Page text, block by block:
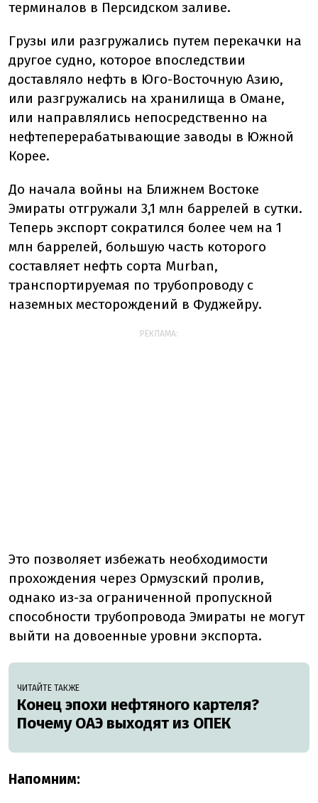
терминалов в Персидском заливе.
Грузы или разгружались путем перекачки на
другое судно, которое впоследствии
доставляло нефть в Юго-Восточную Азию,
или разгружались на хранилища в Омане,
или направлялись непосредственно на
нефтеперерабатывающие заводы в Южной
Корее.
До начала войны на Ближнем Востоке
Эмираты отгружали 3,1 млн баррелей в сутки.
Теперь экспорт сократился более чем на 1
млн баррелей, большую часть которого
составляет нефть сорта Murban,
транспортируемая по трубопроводу с
наземных месторождений в Фуджейру.
РЕКЛАМА:
Это позволяет избежать необходимости
прохождения через Ормузский пролив,
однако из-за ограниченной пропускной
способности трубопровода Эмираты не могут
выйти на довоенные уровни экспорта.
ЧИТАЙТЕ ТАКЖЕ
Конец эпохи нефтяного картеля?
Почему ОАЭ выходят из ОПЕК
Напомним: